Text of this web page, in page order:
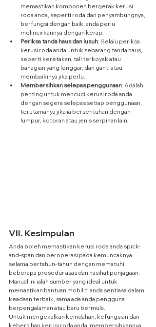
memastikan komponen bergerak kerusi
roda anda, seperti roda dan penyambungnya,
berfungsi dengan baik, anda perlu
melincirkannya dengan kerap.
Periksa tanda haus dan lusuh: Selalu periksa
kerusi roda anda untuk sebarang tanda haus,
seperti keretakan, tali terkoyak atau
bahagian yang longgar, dan ganti atau
membaikinya jika perlu.
Membersihkan selepas penggunaan: Adalah
penting untuk mencuci kerusi roda anda
dengan segera selepas setiap penggunaan,
terutamanya jika ia bersentuhan dengan
lumpur, kotoran atau jenis serpihan lain.
VII. Kesimpulan
Anda boleh memastikan kerusi roda anda spick-
and-span dan beroperasi pada kemuncaknya
selama bertahun-tahun dengan mematuhi
beberapa prosedur asas dan nasihat penjagaan.
Manual ini ialah sumber yang ideal untuk
memastikan bantuan mobiliti anda sentiasa dalam
keadaan terbaik, sama ada anda pengguna
berpengalaman atau baru bermula.
Untuk mengekalkan keindahan, kefungsian dan
kebersihan kerusi roda anda, membersihkannya